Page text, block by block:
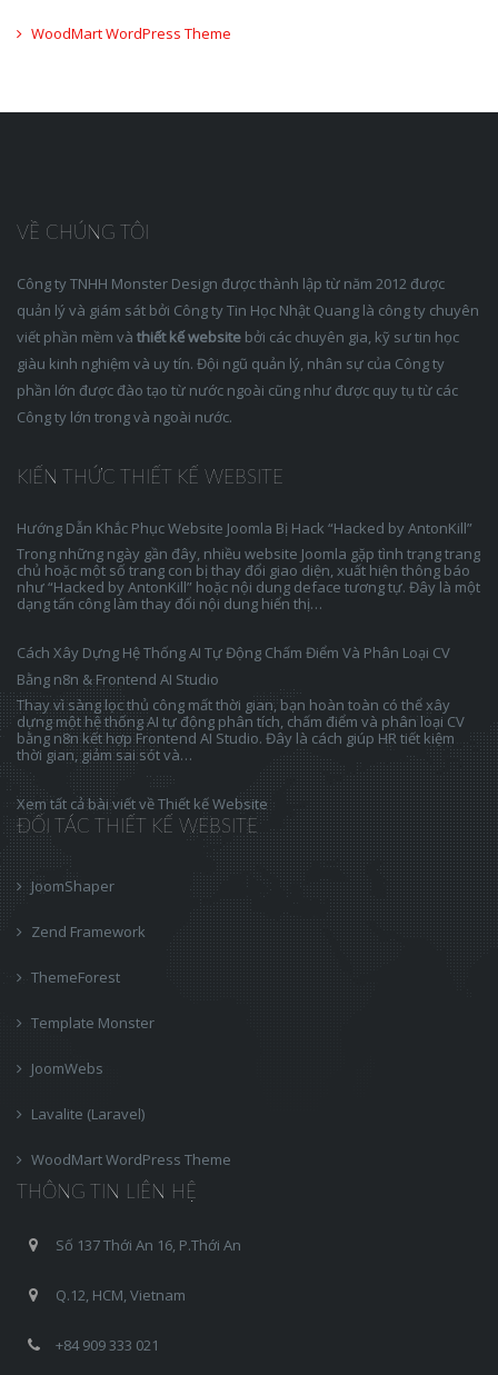
WoodMart WordPress Theme
VỀ CHÚNG TÔI
Công ty TNHH Monster Design được thành lập từ năm 2012 được
quản lý và giám sát bởi Công ty Tin Học Nhật Quang là công ty chuyên
viết phần mềm và thiết kế website bởi các chuyên gia, kỹ sư tin học
giàu kinh nghiệm và uy tín. Đội ngũ quản lý, nhân sự của Công ty
phần lớn được đào tạo từ nước ngoài cũng như được quy tụ từ các
Công ty lớn trong và ngoài nước.
KIẾN THỨC THIẾT KẾ WEBSITE
Hướng Dẫn Khắc Phục Website Joomla Bị Hack “Hacked by AntonKill”
Trong những ngày gần đây, nhiều website Joomla gặp tình trạng trang
chủ hoặc một số trang con bị thay đổi giao diện, xuất hiện thông báo
như “Hacked by AntonKill” hoặc nội dung deface tương tự. Đây là một
dạng tấn công làm thay đổi nội dung hiển thị…
Cách Xây Dựng Hệ Thống AI Tự Động Chấm Điểm Và Phân Loại CV
Bằng n8n & Frontend AI Studio
Thay vì sàng lọc thủ công mất thời gian, bạn hoàn toàn có thể xây
dựng một hệ thống AI tự động phân tích, chấm điểm và phân loại CV
bằng n8n kết hợp Frontend AI Studio. Đây là cách giúp HR tiết kiệm
thời gian, giảm sai sót và…
Xem tất cả bài viết về Thiết kế Website
ĐỐI TÁC THIẾT KẾ WEBSITE
JoomShaper
Zend Framework
ThemeForest
Template Monster
JoomWebs
Lavalite (Laravel)
WoodMart WordPress Theme
THÔNG TIN LIÊN HỆ
Số 137 Thới An 16, P.Thới An
Q.12, HCM, Vietnam
+84 909 333 021